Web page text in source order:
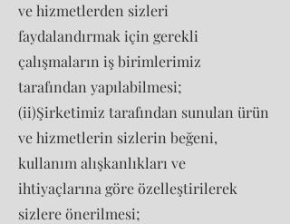
ve hizmetlerden sizleri
faydalandırmak için gerekli
çalışmaların iş birimlerimiz
tarafından yapılabilmesi;
(ii)Şirketimiz tarafından sunulan ürün
ve hizmetlerin sizlerin beğeni,
kullanım alışkanlıkları ve
ihtiyaçlarına göre özelleştirilerek
sizlere önerilmesi;